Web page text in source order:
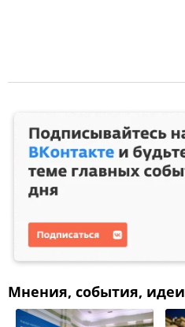
Мнения, события, идеи